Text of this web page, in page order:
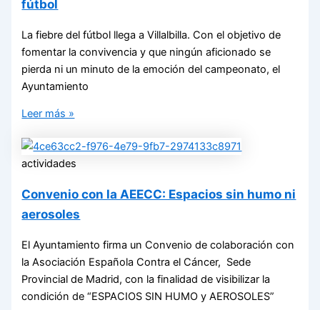
fútbol
La fiebre del fútbol llega a Villalbilla. Con el objetivo de
fomentar la convivencia y que ningún aficionado se
pierda ni un minuto de la emoción del campeonato, el
Ayuntamiento
Leer más »
actividades
Convenio con la AEECC: Espacios sin humo ni
aerosoles
El Ayuntamiento firma un Convenio de colaboración con
la Asociación Española Contra el Cáncer, Sede
Provincial de Madrid, con la finalidad de visibilizar la
condición de “ESPACIOS SIN HUMO y AEROSOLES”